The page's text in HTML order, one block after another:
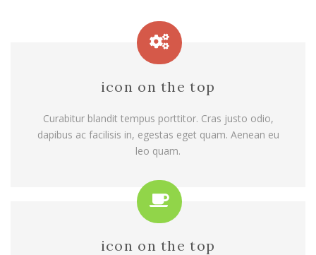
icon on the top
Curabitur blandit tempus porttitor. Cras justo odio,
dapibus ac facilisis in, egestas eget quam. Aenean eu
leo quam.
icon on the top